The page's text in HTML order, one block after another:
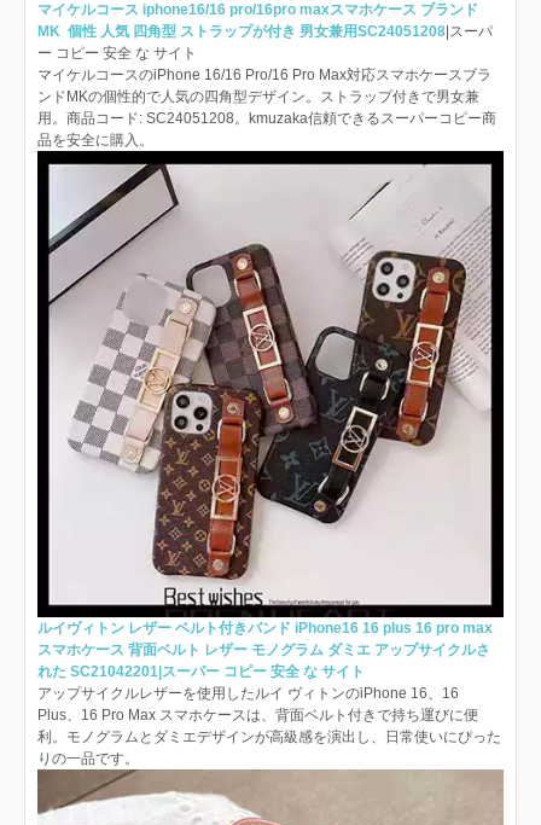
マイケルコース iphone16/16 pro/16pro maxスマホケース ブランド
MK 個性 人気 四角型 ストラップが付き 男女兼用SC24051208 |スーパ
ー コピー 安全 な サイト
マイケルコースのiPhone 16/16 Pro/16 Pro Max対応スマホケースブラ
ンドMKの個性的で人気の四角型デザイン。ストラップ付きで男女兼
用。商品コード: SC24051208。kmuzaka信頼できるスーパーコピー商
品を安全に購入。
ルイヴィトン レザー ベルト付きバンド iPhone16 16 plus 16 pro max
スマホケース 背面ベルト レザー モノグラム ダミエ アップサイクルさ
れた SC21042201|スーパー コピー 安全 な サイト
アップサイクルレザーを使用したルイ ヴィトンのiPhone 16、16
Plus、16 Pro Max スマホケースは、背面ベルト付きで持ち運びに便
利。モノグラムとダミエデザインが高級感を演出し、日常使いにぴった
りの一品です。